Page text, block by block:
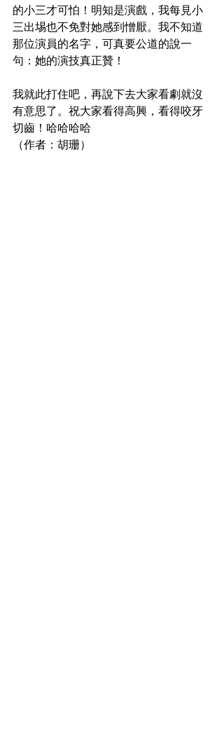
的小三才可怕！明知是演戲，我每見小
三出埸也不免對她感到憎厭。我不知道
那位演員的名字，可真要公道的說一
句：她的演技真正贊！
我就此打住吧，再說下去大家看劇就沒
有意思了。祝大家看得高興，看得咬牙
切齒！哈哈哈哈
（作者：胡珊）